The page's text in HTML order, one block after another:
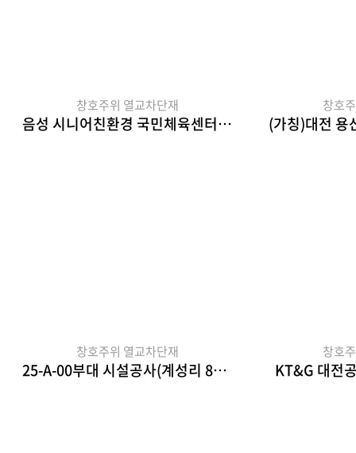
창호주위 열교차단재
음성 시니어친환경 국민체육센터 건립사업
창호
(가칭)대전 용
창호주위 열교차단재
25-A-00부대 시설공사(계성리 80실)
창호
KT&G 대전